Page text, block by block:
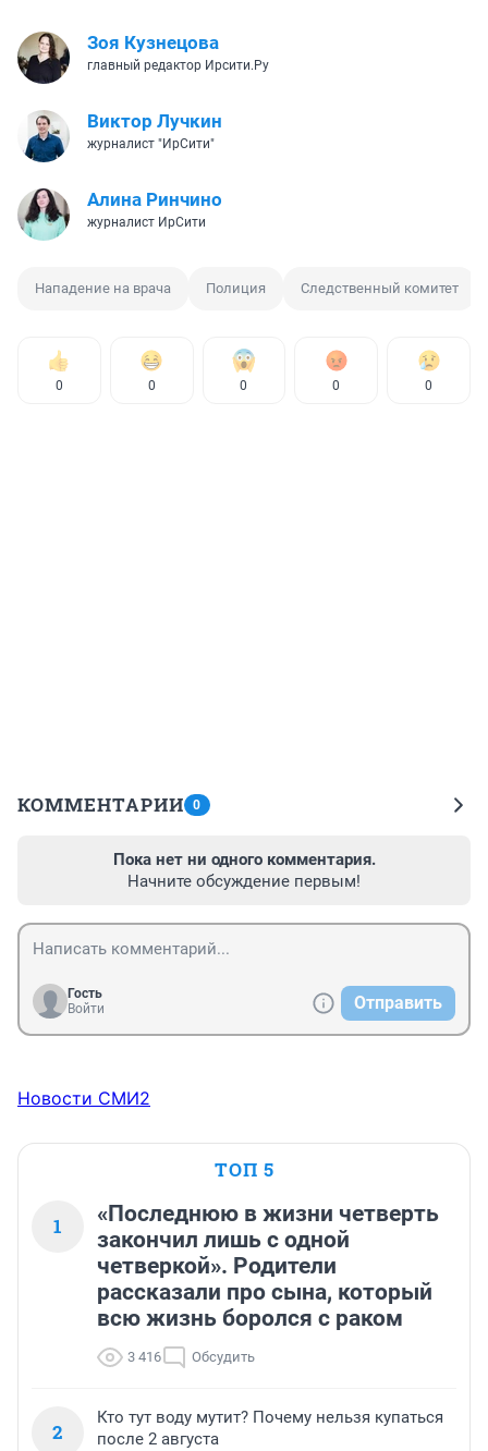
Зоя Кузнецова
главный редактор Ирсити.Ру
Виктор Лучкин
журналист "ИрСити"
Алина Ринчино
журналист ИрСити
Нападение на врача Полиция Следственный комитет
0 0 0 0 0
КОММЕНТАРИИ 0
Пока нет ни одного комментария.
Начните обсуждение первым!
Гость
Войти
Отправить
Новости СМИ2
ТОП 5
1
«Последнюю в жизни четверть
закончил лишь с одной
четверкой». Родители
рассказали про сына, который
всю жизнь боролся с раком
3 416 Обсудить
2
Кто тут воду мутит? Почему нельзя купаться
после 2 августа